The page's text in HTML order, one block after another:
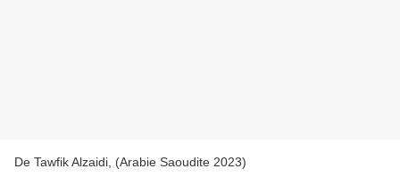
De Tawfik Alzaidi, (Arabie Saoudite 2023)